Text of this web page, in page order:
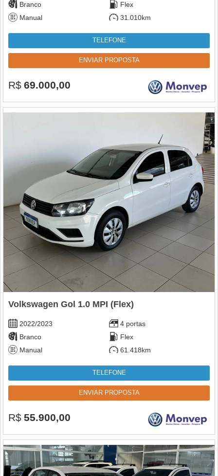
Branco
Flex
Manual
31.010km
TELEFONE
ENVIAR PROPOSTA
R$ 69.000,00
Volkswagen Gol 1.0 MPI (Flex)
2022/2023
4 portas
Branco
Flex
Manual
61.418km
TELEFONE
ENVIAR PROPOSTA
R$ 55.900,00